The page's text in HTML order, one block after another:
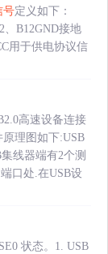
号定义如下：
、B12GND接地
用于供电协议信
高速设备连接
理图如下:USB
线器端有2个测
口处.在USB设
状态。1. USB